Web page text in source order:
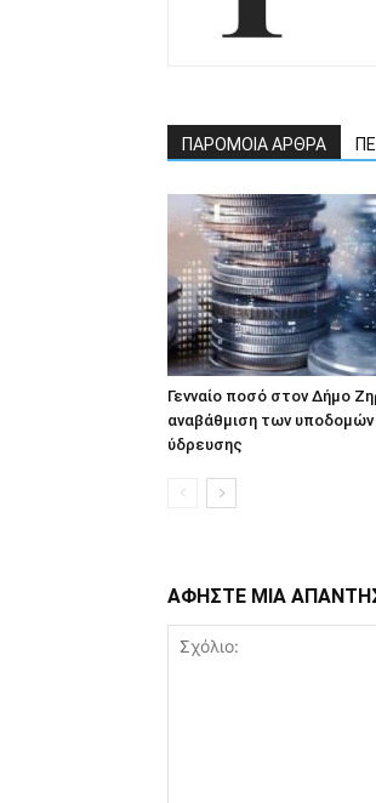
ΠΑΡΟΜΟΙΑ ΑΡΘΡΑ
Γενναίο ποσό στον Δήμο
αναβάθμιση των υποδομών
ύδρευσης
ΑΦΗΣΤΕ ΜΙΑ